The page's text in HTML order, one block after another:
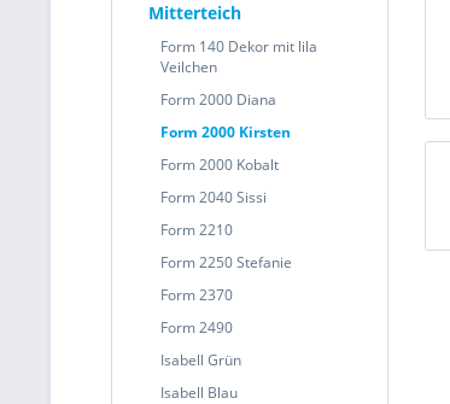
Mitterteich
Form 140 Dekor mit lila
Veilchen
Form 2000 Diana
Form 2000 Kirsten
Form 2000 Kobalt
Form 2040 Sissi
Form 2210
Form 2250 Stefanie
Form 2370
Form 2490
Isabell Grün
Isabell Blau